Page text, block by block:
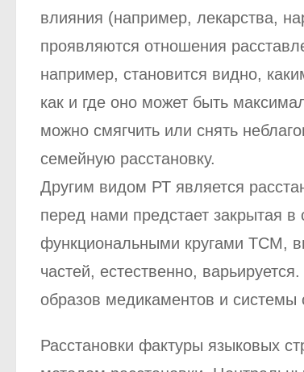
влияния (например, лекарства,
проявляются отношения
например, становится видно,
как и где оно может быть
можно смягчить или снять
семейную расстановку.
Другим видом РТ является
перед нами предстает закрытая
функциональными кругами ТСМ,
частей, естественно,
образов медикаментов и системы
Расстановки фактуры языковых